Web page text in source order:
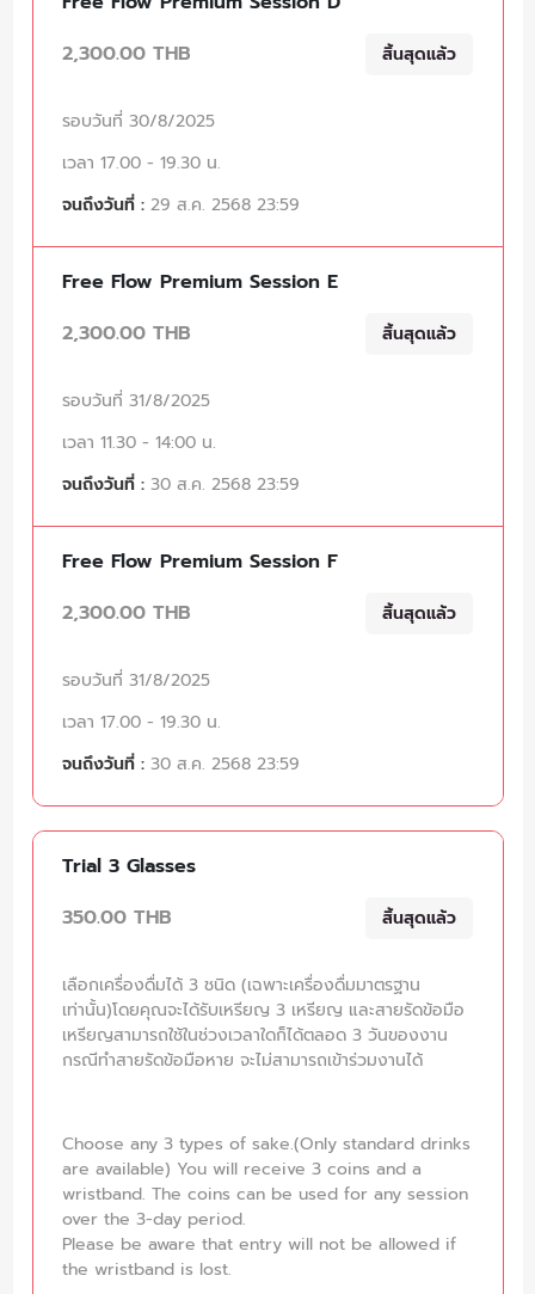
2,300.00 THB
สิ้นสุดแล้ว
รอบวันที่ 30/8/2025
เวลา 17.00 - 19.30 น.
จนถึงวันที่ : 29 ส.ค. 2568 23:59
Free Flow Premium Session E
2,300.00 THB
สิ้นสุดแล้ว
รอบวันที่ 31/8/2025
เวลา 11.30 - 14:00 น.
จนถึงวันที่ : 30 ส.ค. 2568 23:59
Free Flow Premium Session F
2,300.00 THB
สิ้นสุดแล้ว
รอบวันที่ 31/8/2025
เวลา 17.00 - 19.30 น.
จนถึงวันที่ : 30 ส.ค. 2568 23:59
Trial 3 Glasses
350.00 THB
สิ้นสุดแล้ว
เลือกเครื่องดื่มได้ 3 ชนิด (เฉพาะเครื่องดื่มมาตรฐาน
เท่านั้น)โดยคุณจะได้รับเหรียญ 3 เหรียญ และสายรัดข้อมือ
เหรียญสามารถใช้ในช่วงเวลาใดก็ได้ตลอด 3 วันของงาน
กรณีทำสายรัดข้อมือหาย จะไม่สามารถเข้าร่วมงานได้
Choose any 3 types of sake.(Only standard drinks
are available) You will receive 3 coins and a
wristband. The coins can be used for any session
over the 3-day period.
Please be aware that entry will not be allowed if
the wristband is lost.